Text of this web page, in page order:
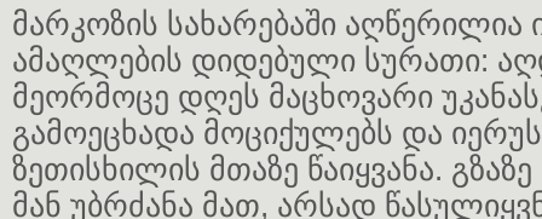
მარკოზის სახარებაში აღწერილია
ამაღლების დიდებული სურათი:
მეორმოცე დღეს მაცხოვარი
გამოეცხადა მოციქულებს და
ზეთისხილის მთაზე წაიყვანა.
მან უბრძანა მათ, არსად